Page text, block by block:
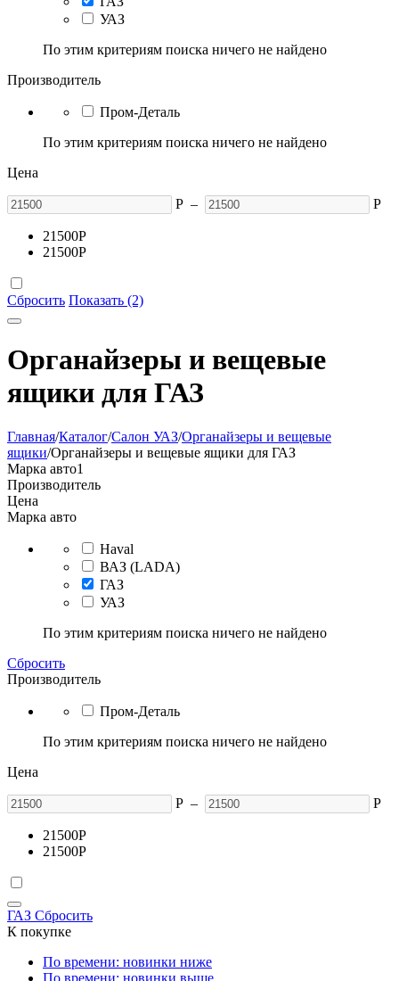
УАЗ
По этим критериям поиска ничего не найдено
Производитель
Пром-Деталь
По этим критериям поиска ничего не найдено
Цена
Р – Р
21500Р
21500Р
Сбросить Показать (2)
Органайзеры и вещевые
ящики для ГАЗ
Главная/Каталог/Салон УАЗ/Органайзеры и вещевые
ящики/Органайзеры и вещевые ящики для ГАЗ
Марка авто1
Производитель
Цена
Марка авто
Haval
ВАЗ (LADA)
ГАЗ
УАЗ
По этим критериям поиска ничего не найдено
Сбросить
Производитель
Пром-Деталь
По этим критериям поиска ничего не найдено
Цена
Р – Р
21500Р
21500Р
ГАЗ Сбросить
К покупке
По времени: новинки ниже
По времени: новинки выше